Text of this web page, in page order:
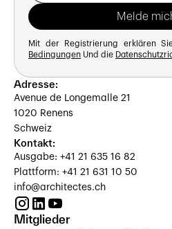
Mit der Registrierung erklären
Bedingungen Und die
Adresse:
Avenue de Longemalle 21
1020 Renens
Schweiz
Kontakt:
Ausgabe: +41 21 635 16 82
Plattform: +41 21 631 10 50
info@architectes.ch
Mitglieder